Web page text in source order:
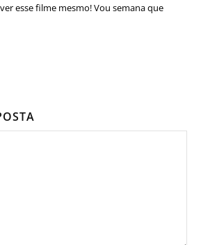
esse filme mesmo! Vou semana que